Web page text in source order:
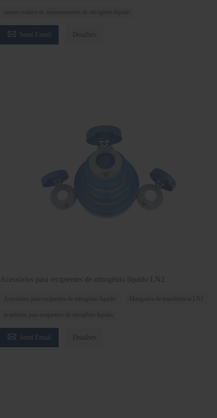
tanque estático de armazenamento de nitrogênio líquido
 Send Email Detalhes
Acessórios para recipientes de nitrogênio líquido LN2
Acessórios para recipientes de nitrogênio líquido Mangueira de transferência LN2
prateleiras para recipientes de nitrogênio líquido
 Send Email Detalhes